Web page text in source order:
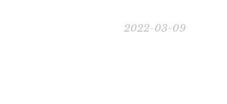
2022-03-09